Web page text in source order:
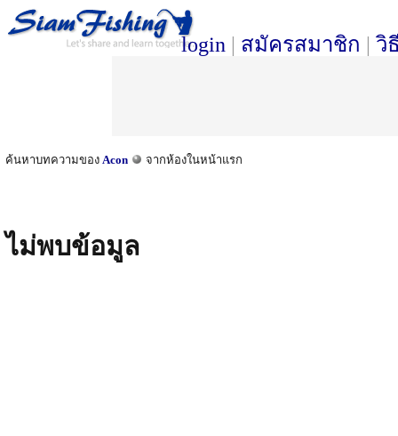
login | สมัครสมาชิก | วิ
ค้นหาบทความของ Acon จากห้องในหน้าแรก
ไม่พบข้อมูล